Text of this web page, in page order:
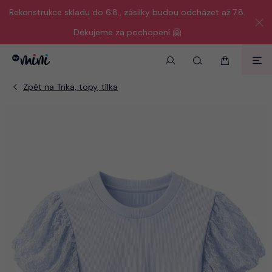
Rekonstrukce skladu do 6.8., zásilky budou odcházet až 7.8.
Děkujeme za pochopení 🤗